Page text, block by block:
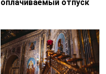
оплачиваемый отпуск